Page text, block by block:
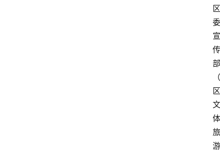
区
委
宣
传
部
（
区
文
体
旅
游